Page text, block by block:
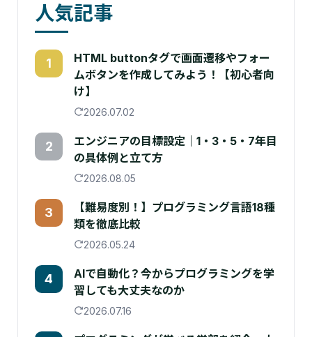
人気記事
1
HTML buttonタグで画面遷移やフォー
ムボタンを作成してみよう！【初心者向
け】
2026.07.02
2
エンジニアの目標設定｜1・3・5・7年目
の具体例と立て方
2026.08.05
3
【難易度別！】プログラミング言語18種
類を徹底比較
2026.05.24
4
AIで自動化？今からプログラミングを学
習しても大丈夫なのか
2026.07.16